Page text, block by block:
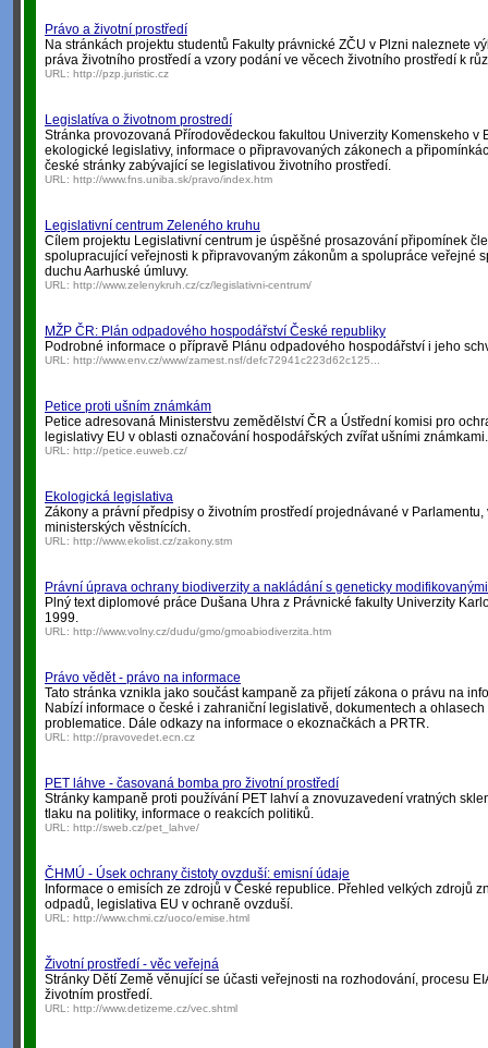
Právo a životní prostředí
Na stránkách projektu studentů Fakulty právnické ZČU v Plzni naleznete
práva životního prostředí a vzory podání ve věcech životního prostředí k
URL: http://pzp.juristic.cz
Legislatíva o životnom prostredí
Stránka provozovaná Přírodovědeckou fakultou Univerzity Komenskeho v
ekologické legislativy, informace o připravovaných zákonech a
české stránky zabývající se legislativou životního prostředí.
URL: http://www.fns.uniba.sk/pravo/index.htm
Legislativní centrum Zeleného kruhu
Cílem projektu Legislativní centrum je úspěšné prosazování připomínek
spolupracující veřejnosti k připravovaným zákonům a spolupráce veřejné
duchu Aarhuské úmluvy.
URL: http://www.zelenykruh.cz/cz/legislativni-centrum/
MŽP ČR: Plán odpadového hospodářství České republiky
Podrobné informace o přípravě Plánu odpadového hospodářství i jeho
URL: http://www.env.cz/www/zamest.nsf/defc72941c223d62c125...
Petice proti ušním známkám
Petice adresovaná Ministerstvu zemědělství ČR a Ústřední komisi pro
legislativy EU v oblasti označování hospodářských zvířat ušními známkami.
URL: http://petice.euweb.cz/
Ekologická legislativa
Zákony a právní předpisy o životním prostředí projednávané v
ministerských věstnících.
URL: http://www.ekolist.cz/zakony.stm
Právní úprava ochrany biodiverzity a nakládání s geneticky
Plný text diplomové práce Dušana Uhra z Právnické fakulty Univerzity
1999.
URL: http://www.volny.cz/dudu/gmo/gmoabiodiverzita.htm
Právo vědět - právo na informace
Tato stránka vznikla jako součást kampaně za přijetí zákona o právu na
Nabízí informace o české i zahraniční legislativě, dokumentech a
problematice. Dále odkazy na informace o ekoznačkách a PRTR.
URL: http://pravovedet.ecn.cz
PET láhve - časovaná bomba pro životní prostředí
Stránky kampaně proti používání PET lahví a znovuzavedení vratných
tlaku na politiky, informace o reakcích politiků.
URL: http://sweb.cz/pet_lahve/
ČHMÚ - Úsek ochrany čistoty ovzduší: emisní údaje
Informace o emisích ze zdrojů v České republice. Přehled velkých zdrojů
odpadů, legislativa EU v ochraně ovzduší.
URL: http://www.chmi.cz/uoco/emise.html
Životní prostředí - věc veřejná
Stránky Dětí Země věnující se účasti veřejnosti na rozhodování, procesu
životním prostředí.
URL: http://www.detizeme.cz/vec.shtml